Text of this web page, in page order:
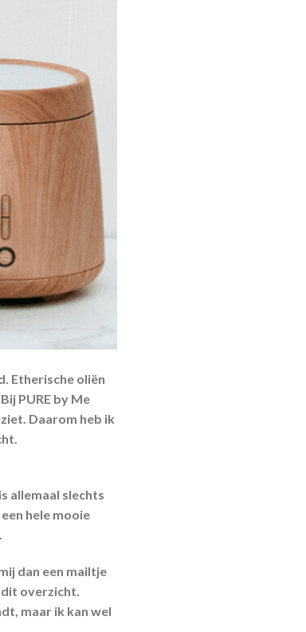
Etherische oliën
PURE by Me
Daarom heb ik
allemaal slechts
hele mooie
.
dan een mailtje
dit overzicht.
maar ik kan wel